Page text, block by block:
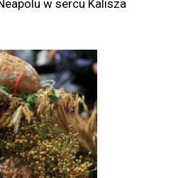
w sercu Kalisza